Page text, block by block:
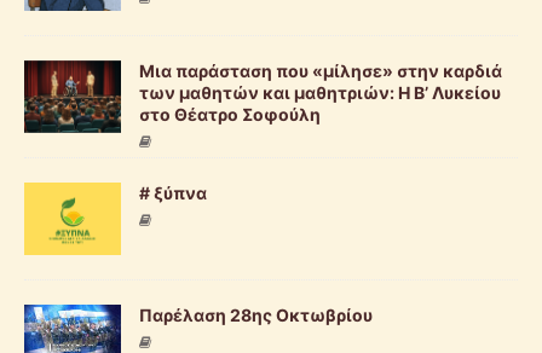
Μια παράσταση που «μίλησε» στην καρδιά
των μαθητών και μαθητριών: Η Β’ Λυκείου
στο Θέατρο Σοφούλη
# ξύπνα
Παρέλαση 28ης Οκτωβρίου